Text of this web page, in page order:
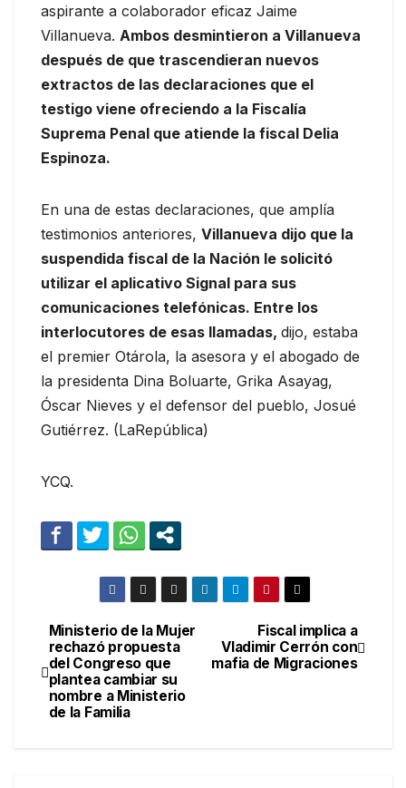
aspirante a colaborador eficaz Jaime
Villanueva. Ambos desmintieron a Villanueva
después de que trascendieran nuevos
extractos de las declaraciones que el
testigo viene ofreciendo a la Fiscalía
Suprema Penal que atiende la fiscal Delia
Espinoza.
En una de estas declaraciones, que amplía
testimonios anteriores, Villanueva dijo que la
suspendida fiscal de la Nación le solicitó
utilizar el aplicativo Signal para sus
comunicaciones telefónicas. Entre los
interlocutores de esas llamadas, dijo, estaba
el premier Otárola, la asesora y el abogado de
la presidenta Dina Boluarte, Grika Asayag,
Óscar Nieves y el defensor del pueblo, Josué
Gutiérrez. (LaRepública)
YCQ.
Navegación
de
entradas
Fiscal implica a
Vladimir Cerrón con
mafia de Migraciones
Ministerio de la Mujer
rechazó propuesta
del Congreso que
plantea cambiar su
nombre a Ministerio
de la Familia